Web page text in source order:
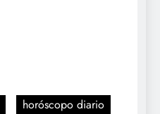
horóscopo diario